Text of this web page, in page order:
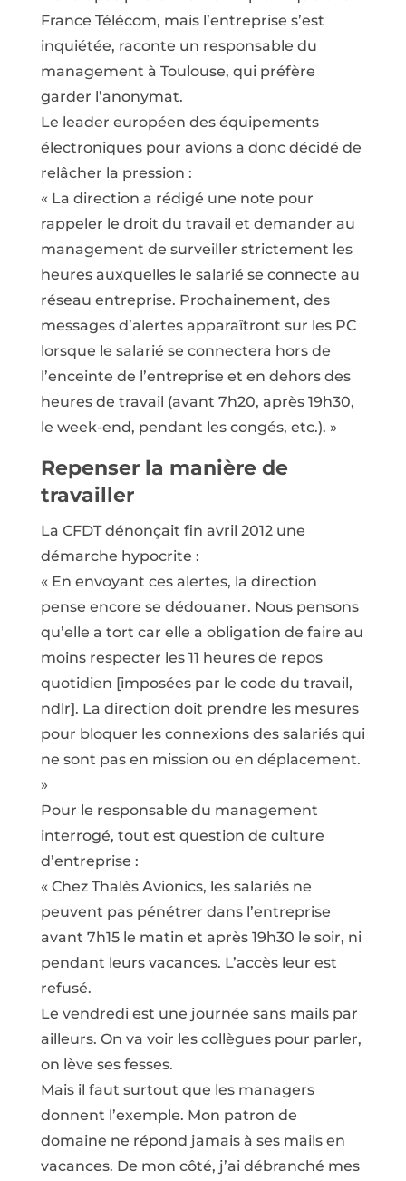
France Télécom, mais l’entreprise s’est
inquiétée, raconte un responsable du
management à Toulouse, qui préfère
garder l’anonymat.
Le leader européen des équipements
électroniques pour avions a donc décidé de
relâcher la pression :
« La direction a rédigé une note pour
rappeler le droit du travail et demander au
management de surveiller strictement les
heures auxquelles le salarié se connecte au
réseau entreprise. Prochainement, des
messages d’alertes apparaîtront sur les PC
lorsque le salarié se connectera hors de
l’enceinte de l’entreprise et en dehors des
heures de travail (avant 7h20, après 19h30,
le week-end, pendant les congés, etc.). »
Repenser la manière de
travailler
La CFDT dénonçait fin avril 2012 une
démarche hypocrite :
« En envoyant ces alertes, la direction
pense encore se dédouaner. Nous pensons
qu’elle a tort car elle a obligation de faire au
moins respecter les 11 heures de repos
quotidien [imposées par le code du travail,
ndlr]. La direction doit prendre les mesures
pour bloquer les connexions des salariés qui
ne sont pas en mission ou en déplacement.
»
Pour le responsable du management
interrogé, tout est question de culture
d’entreprise :
« Chez Thalès Avionics, les salariés ne
peuvent pas pénétrer dans l’entreprise
avant 7h15 le matin et après 19h30 le soir, ni
pendant leurs vacances. L’accès leur est
refusé.
Le vendredi est une journée sans mails par
ailleurs. On va voir les collègues pour parler,
on lève ses fesses.
Mais il faut surtout que les managers
donnent l’exemple. Mon patron de
domaine ne répond jamais à ses mails en
vacances. De mon côté, j’ai débranché mes